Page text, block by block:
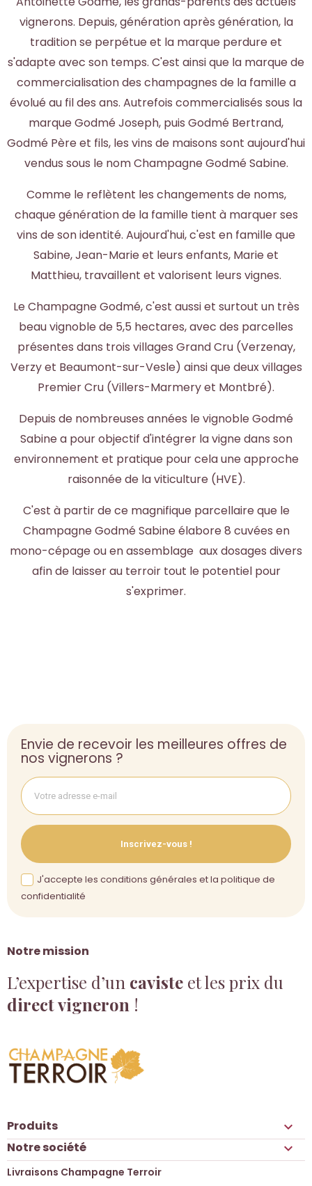
vignerons. Depuis, génération après génération, la
tradition se perpétue et la marque perdure et
s'adapte avec son temps. C'est ainsi que la marque de
commercialisation des champagnes de la famille a
évolué au fil des ans. Autrefois commercialisés sous la
marque Godmé Joseph, puis Godmé Bertrand,
Godmé Père et fils, les vins de maisons sont aujourd'hui
vendus sous le nom Champagne Godmé Sabine.
Comme le reflètent les changements de noms,
chaque génération de la famille tient à marquer ses
vins de son identité. Aujourd'hui, c'est en famille que
Sabine, Jean-Marie et leurs enfants, Marie et
Matthieu, travaillent et valorisent leurs vignes.
Le Champagne Godmé, c'est aussi et surtout un très
beau vignoble de 5,5 hectares, avec des parcelles
présentes dans trois villages Grand Cru (Verzenay,
Verzy et Beaumont-sur-Vesle) ainsi que deux villages
Premier Cru (Villers-Marmery et Montbré).
Depuis de nombreuses années le vignoble Godmé
Sabine a pour objectif d'intégrer la vigne dans son
environnement et pratique pour cela une approche
raisonnée de la viticulture (HVE).
C'est à partir de ce magnifique parcellaire que le
Champagne Godmé Sabine élabore 8 cuvées en
mono-cépage ou en assemblage aux dosages divers
afin de laisser au terroir tout le potentiel pour
s'exprimer.
Notre mission
L’expertise d’un caviste et les prix du
direct vigneron !
Envie de recevoir les meilleures offres de
nos vignerons ?
Inscrivez-vous !
J'accepte les conditions générales et la politique de
confidentialité
Produits 
Notre société 
Livraisons Champagne Terroir